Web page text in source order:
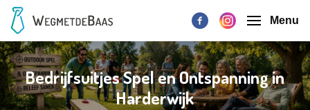
Menu
Bedrijfsuitjes Spel en Ontspanning in
Harderwijk